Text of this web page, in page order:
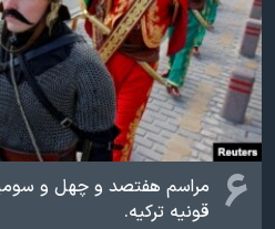
۶
مراسم هفتصد و چهل و
قونیه ترکیه.